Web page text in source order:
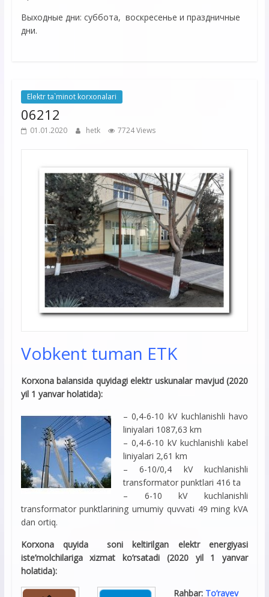
Выходные дни: суббота, воскресенье и праздничные
дни.
Elektr ta`minot korxonalari
06212
01.01.2020 hetk 7724 Views
Vobkent tuman ETK
Korxona balansida quyidagi elektr uskunalar mavjud (2020
yil 1 yanvar holatida):
– 0,4-6-10 kV kuchlanishli havo
liniyalari 1087,63 km
– 0,4-6-10 kV kuchlanishli kabel
liniyalari 2,61 km
– 6-10/0,4 kV kuchlanishli
transformator punktlari 416 ta
– 6-10 kV kuchlanishli
transformator punktlarining umumiy quvvati 49 ming kVA
dan ortiq.
Korxona quyida soni keltirilgan elektr energiyasi
iste’molchilariga xizmat ko’rsatadi (2020 yil 1 yanvar
holatida):
Rahbar: To’rayev